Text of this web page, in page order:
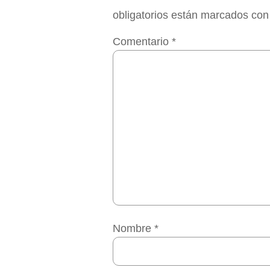
obligatorios están marcados
Comentario *
Nombre *